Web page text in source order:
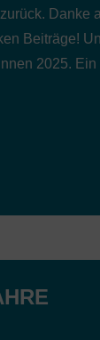
Danke
Beiträge!
2025. Ein